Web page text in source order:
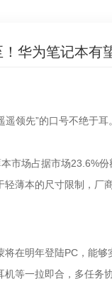
华为笔记本有
领先”的口号不绝于
市场占据市场23.6%
薄本的尺寸限制，
在明年登陆PC，能够
等一拉即合，多任务